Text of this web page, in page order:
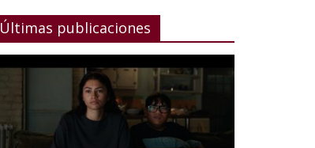
Últimas publicaciones